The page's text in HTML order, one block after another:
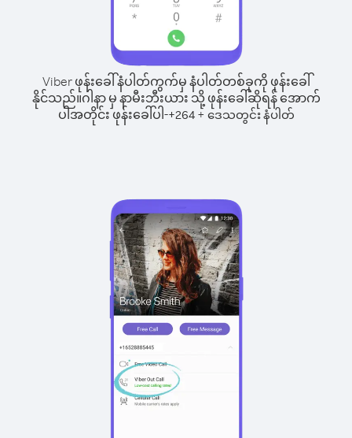
Viber ဖုန်းခေါ်နံပါတ်ကွက်မှ နံပါတ်တစ်ခုကို ဖုန်းခေါ်
နိုင်သည်။ဂါနာ မှ နာမီးဘီးယား သို့ ဖုန်းခေါ်ဆိုရန် အောက်
ပါအတိုင်း ဖုန်းခေါ်ပါ-+264+ ဒေသတွင်း နံပါတ်